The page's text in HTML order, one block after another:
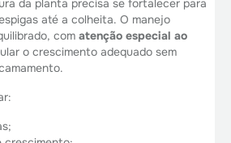
da planta precisa se fortalecer para
até a colheita. O manejo
com atenção especial ao
o crescimento adequado sem